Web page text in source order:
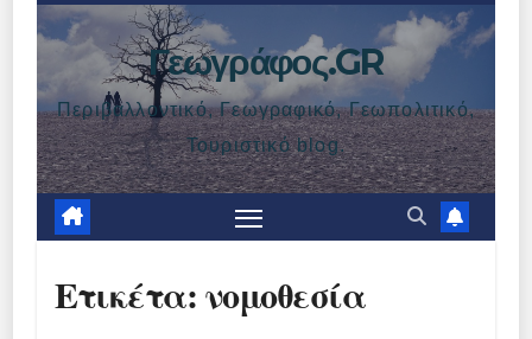
Γεωγράφος.GR
Περιβαλλοντικό, Γεωγραφικό, Γεωπολιτικό,
Τουριστικό blog.
Ετικέτα:νομοθεσία